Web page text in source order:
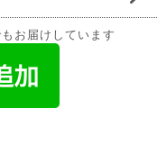
お届けしています